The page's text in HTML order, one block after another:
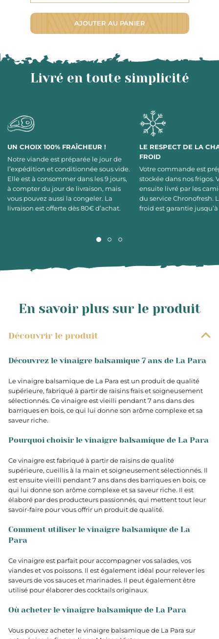
AJOUTER AU PANIER
Livré en toute simplicité
UN CHOIX 100% FRAÎCHEUR !
Notre viande est préparée le jour de
l’expédition et conditionnée sous vide.
Elle est à consommer dans les 9 jours,
à compter du jour de livraison, mais
vous pouvez aussi la congeler. La
livraison est offerte dès 80€ d’achat.
LE RESPECT DE LA
FROID
Votre commande est
stockée dans nos frigos.
ensuite livré par les
du service Chronofresh.
froid est garantie
En savoir plus sur le produit
Découvrir le produit
Découvrez le vinaigre balsamique 7 ans de La Para
Le vinaigre balsamique de La Para est un produit de qualité
supérieure, fabriqué à partir de raisins frais et soigneusement
sélectionnés. Ce vinaigre est vieilli pendant 7 ans dans des
barriques en bois, ce qui lui donne son arôme complexe et sa
saveur riche.
Pourquoi choisir le vinaigre balsamique de La Para
Ce vinaigre est fabriqué à partir de raisins de qualité
supérieure, cueillis à la main et soigneusement sélectionnés. Il
est ensuite vieilli pendant 7 ans dans des barriques en bois, ce
qui lui donne son arôme complexe et sa saveur riche. Il est
élaboré par des producteurs passionnés, qui mettent tout leur
savoir-faire pour vous offrir un produit de qualité.
Comment utiliser le vinaigre balsamique de La
Para
Ce vinaigre est parfait pour accompagner vos salades, vos
viandes et vos poissons. Il est également idéal pour relever les
saveurs de vos sauces et marinades. Il peut également être
utilisé pour élaborer des cocktails originaux.
Où acheter le vinaigre balsamique de La Para
Vous pouvez acheter le vinaigre balsamique de La Para sur